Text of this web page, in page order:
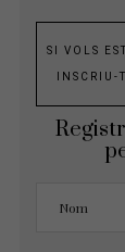
SI VOLS
INSCRIU-